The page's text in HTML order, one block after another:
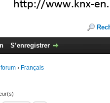
S’enregistrer
› Français